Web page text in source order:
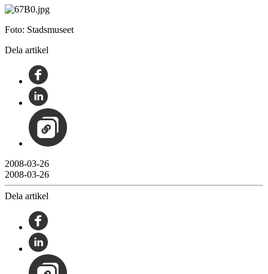
Foto: Stadsmuseet
Dela artikel
2008-03-26
2008-03-26
Dela artikel